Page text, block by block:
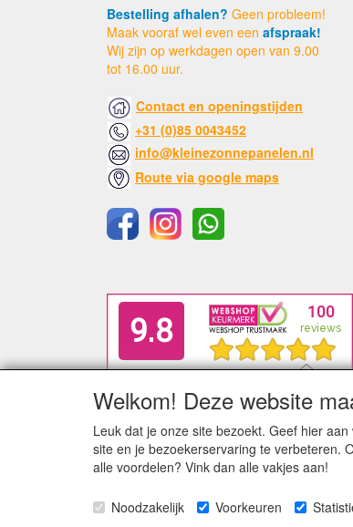
Bestelling afhalen? Geen probleem!
Maak vooraf wel even een afspraak!
Wij zijn op werkdagen open van 9.00
tot 16.00 uur.
Contact en openingstijden
+31 (0)85 0043452
info@kleinezonnepanelen.nl
Route via google maps
Welkom! Deze website
Leuk dat je onze site bezoekt. Geef hier
site en je bezoekerservaring te verbeteren.
alle voordelen? Vink dan alle vakjes aan!
Noodzakelijk Voorkeuren